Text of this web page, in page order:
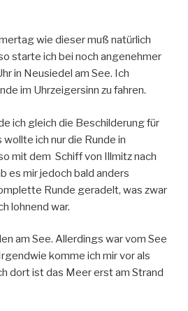
wie dieser muß natürlich
starte ich bei noch angenehmer
in Neusiedel am See. Ich
im Uhrzeigersinn zu fahren.
ich gleich die Beschilderung für
ich nur die Runde in
mit dem Schiff von Illmitz nach
es mir jedoch bald anders
Runde geradelt, was zwar
lohnend war.
am See. Allerdings war vom See
komme ich mir vor als
dort ist das Meer erst am Strand